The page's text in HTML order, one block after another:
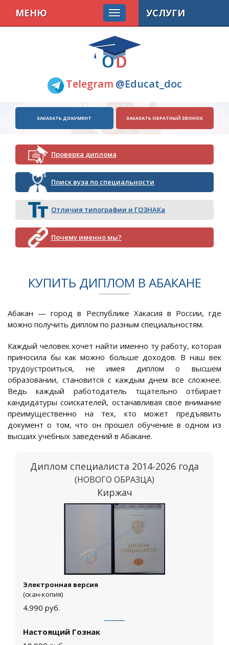
Telegram @Educat_doc
МЕНЮ
ЗАКАЗАТЬ ДОКУМЕНТ ЗАКАЗАТЬ ОБРАТНЫЙ ЗВОНОК
Проверка диплома
Поиск вуза по специальности
Отличия типографии и ГОЗНАКа
Почему именно мы?
УСЛУГИ
КУПИТЬ ДИПЛОМ В АБАКАНЕ
Абакан — город в Республике Хакасия в России, где
можно получить диплом по разным специальностям.
Каждый человек хочет найти именно ту работу, которая
приносила бы как можно больше доходов. В наш век
трудоустроиться, не имея диплом о высшем
образовании, становится с каждым днем все сложнее.
Ведь каждый работодатель тщательно отбирает
кандидатуры соискателей, останавливая свое внимание
преимущественно на тех, кто может предъявить
документ о том, что он прошел обучение в одном из
высших учебных заведений в Абакане.
Диплом специалиста 2014-2026 года
(НОВОГО ОБРАЗЦА)
Киржач
Электронная версия
(скан-копия)
4.990 руб.
Настоящий Гознак